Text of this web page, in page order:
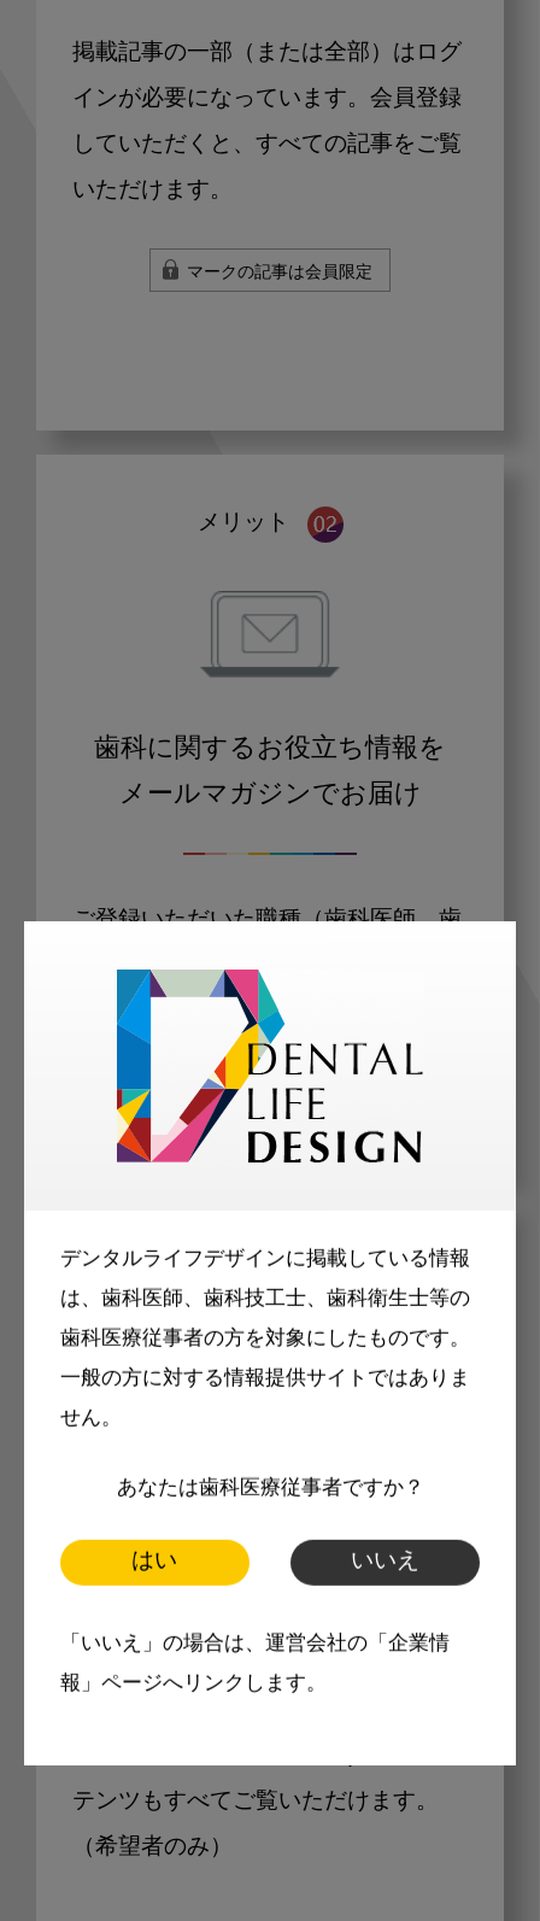
デンタルライフデザインに掲載している情報
は、歯科医師、歯科技工士、歯科衛生士等の
歯科医療従事者の方を対象にしたものです。
一般の方に対する情報提供サイトではありま
せん。
あなたは歯科医療従事者ですか？
はい いいえ
「いいえ」の場合は、運営会社の「企業情
報」ページへリンクします。
掲載記事の一部（または全部）はログ
インが必要になっています。会員登録
していただくと、すべての記事をご覧
いただけます。
マークの記事は会員限定
メリット
歯科に関するお役立ち情報を
メールマガジンでお届け
ご登録いただいた職種（歯科医師、歯
科衛生士、歯科技工士）に合わせた内
容のメールマガジンをお届けします。
メリット
Internet DOに掲載されている
製品価格も閲覧可能
テンツもすべてご覧いただけます。
（希望者のみ）